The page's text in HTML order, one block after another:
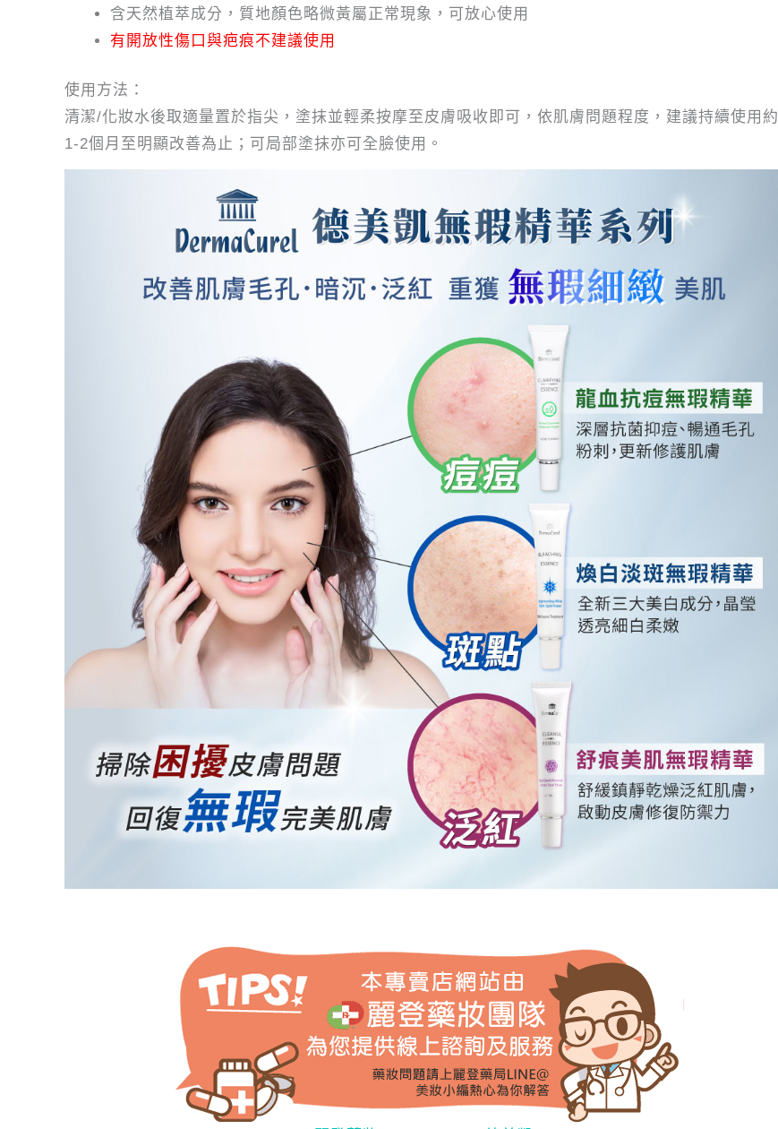
含天然植萃成分，質地顏色略微黃屬正常現象，可放心使用
有開放性傷口與疤痕不建議使用
使用方法：
清潔/化妝水後取適量置於指尖，塗抹並輕柔按摩至皮膚吸收即可，依肌膚問題程度，建議持續使用約
1-2個月至明顯改善為止；可局部塗抹亦可全臉使用。